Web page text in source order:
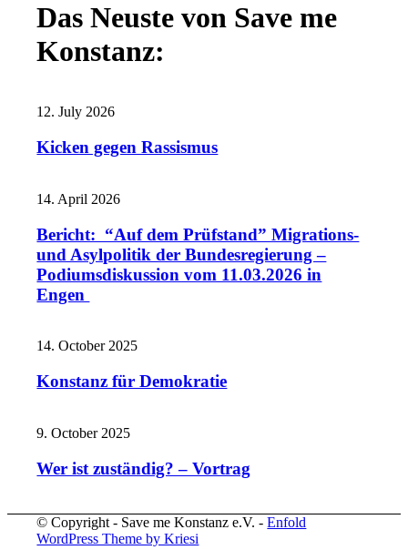
Das Neuste von Save me
Konstanz:
12. July 2026
Kicken gegen Rassismus
14. April 2026
Bericht: “Auf dem Prüfstand” Migrations-
und Asylpolitik der Bundesregierung –
Podiumsdiskussion vom 11.03.2026 in
Engen
14. October 2025
Konstanz für Demokratie
9. October 2025
Wer ist zuständig? – Vortrag
© Copyright - Save me Konstanz e.V. -Enfold
WordPress Theme by Kriesi